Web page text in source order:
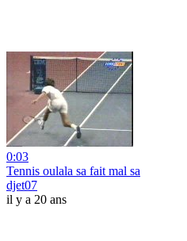
0:03
Tennis oulala sa fait mal sa
djet07
il y a 20 ans